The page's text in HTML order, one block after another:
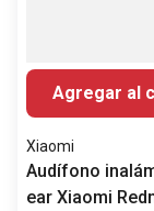
Agregar al
Xiaomi
Audífono
ear Xiaomi